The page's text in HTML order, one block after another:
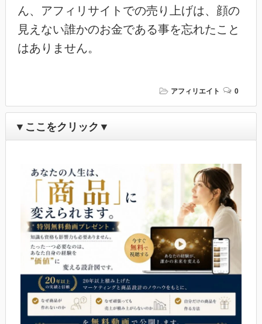
ん、アフィリサイトでの売り上げは、顔の
見えない誰かのお金である事を忘れたこと
はありません。
アフィリエイト 0
▼ここをクリック▼